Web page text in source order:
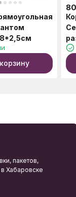
80
пакетов,
Хабаровске